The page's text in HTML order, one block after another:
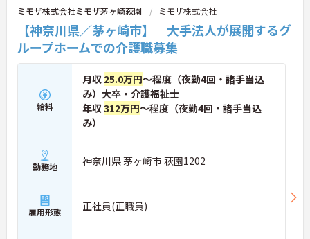
ミモザ株式会社ミモザ茅ヶ崎萩園 ミモザ株式会社
【神奈川県／茅ヶ崎市】 大手法人が展開するグ
ループホームでの介護職募集
給料
月収 25.0万円～程度（夜勤4回・諸手当込
み）大卒・介護福祉士
年収312万円～程度（夜勤4回・諸手当込
み）
勤務地 神奈川県 茅ヶ崎市 萩園1202
雇用形態 正社員(正職員)